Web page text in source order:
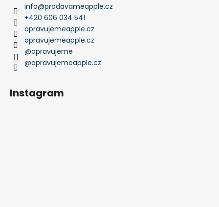
info@prodavameapple.cz
+420 606 034 541
opravujemeapple.cz
opravujemeapple.cz
@opravujeme
@opravujemeapple.cz
Instagram